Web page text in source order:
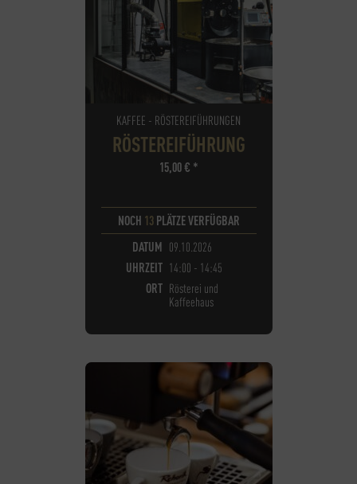
KAFFEE - RÖSTEREIFÜHRUNGEN
RÖSTEREIFÜHRUNG
15,00€ *
NOCH 13PLÄTZE VERFÜGBAR
DATUM 09.10.2026
UHRZEIT 14:00 - 14:45
ORT Rösterei und
Kaffeehaus